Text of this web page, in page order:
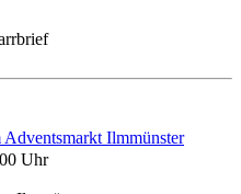
Ilmmünster
Uhr